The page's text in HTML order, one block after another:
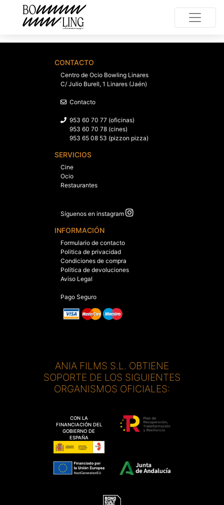
CONTACTO
Centro de Ocio Bowling Linares
C/ Julio Burell, 1 Linares (Jaén)
Contacto
953 60 70 77 (oficinas)
953 60 70 78 (cines)
953 65 08 53 (pizzon pizza)
SERVICIOS
Cine
Ocio
Restaurantes
Síguenos en instagram
INFORMACIÓN
Formulario de contacto
Politica de privacidad
Condiciones de compra
Política de devoluciones
Aviso Legal
Pago Seguro
ANIA FILMS S.L. OBTIENE
SOPORTE DE LOS SIGUIENTES
ORGANISMOS OFICIALES:
CON LA
FINANCIACIÓN DEL
GOBIERNO DE
ESPAÑA